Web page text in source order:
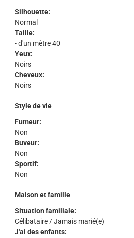
Silhouette:
Normal
Taille:
- d'un mètre 40
Yeux:
Noirs
Cheveux:
Noirs
Style de vie
Fumeur:
Non
Buveur:
Non
Sportif:
Non
Maison et famille
Situation familiale:
Célibataire / Jamais marié(e)
J'ai des enfants: